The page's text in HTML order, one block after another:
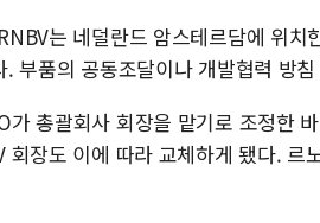
는 네덜란드 암스테르담에 위
. 부품의 공동조달이나 개발협력 방
가 총괄회사 회장을 맡기로 조정한
회장도 이에 따라 교체하게 됐다.